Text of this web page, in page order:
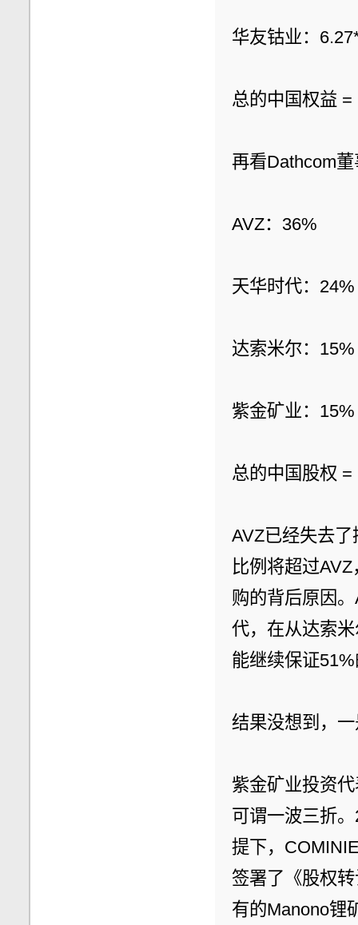
华友钴业：
总的中国权益
再看Dathcom
AVZ：36%
天华时代：24%
达索米尔：15%
紫金矿业：15%
总的中国股权
AVZ已经失去
比例将超过
购的背后原因
代，在从达索
能继续保证
结果没想到，
紫金矿业投资
可谓一波三折
提下，
签署了《股权
有的Manono锂